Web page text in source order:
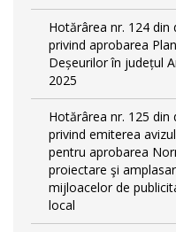
Hotărârea nr. 124 din
privind aprobarea
Deșeurilor în județul
2025
Hotărârea nr. 125 din
privind emiterea
pentru aprobarea
proiectare şi
mijloacelor de
local